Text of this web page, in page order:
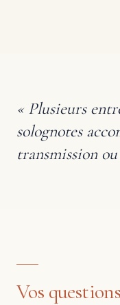
« Plusieurs
solognotes
transmission
Vos